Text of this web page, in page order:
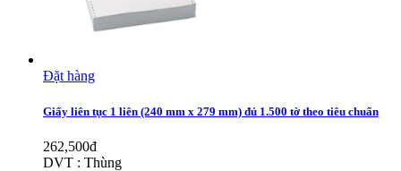
Đặt hàng
Giấy liên tục 1 liên (240 mm x 279 mm) đủ 1.500 tờ theo tiêu chuẩn
262,500đ
DVT : Thùng